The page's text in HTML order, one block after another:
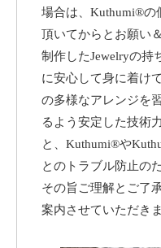
場合は、Kuthumi®の
頂いてからとお願い
制作したJewelryの持
に安心して身に着け
の多様なアレンジを
るよう安定した技術
と、Kuthumi®や
とのトラブル防止の
その旨ご理解とご了
案内させていただきま